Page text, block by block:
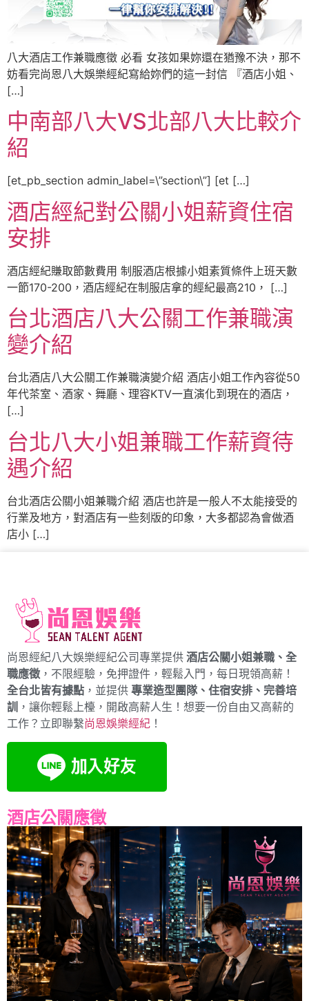
八大酒店工作兼職應徵 必看 女孩如果妳還在猶豫不決，那不
妨看完尚恩八大娛樂經紀寫給妳們的這一封信 『酒店小姐、
[…]
中南部八大VS北部八大比較介
紹
[et_pb_section admin_label=\”section\”] [et […]
酒店經紀對公關小姐薪資住宿
安排
酒店經紀賺取節數費用 制服酒店根據小姐素質條件上班天數
一節170-200，酒店經紀在制服店拿的經紀最高210， […]
台北酒店八大公關工作兼職演
變介紹
台北酒店八大公關工作兼職演變介紹 酒店小姐工作內容從50
年代茶室、酒家、舞廳、理容KTV一直演化到現在的酒店，
[…]
台北八大小姐兼職工作薪資待
遇介紹
台北酒店公關小姐兼職介紹 酒店也許是一般人不太能接受的
行業及地方，對酒店有一些刻版的印象，大多都認為會做酒
店小 […]
尚恩經紀八大娛樂經紀公司專業提供 酒店公關小姐兼職、全
職應徵 ，不限經驗，免押證件，輕鬆入門，每日現領高薪！
全台北皆有據點 ，並提供 專業造型團隊、住宿安排、完善培
訓
，讓你輕鬆上檯，開啟高薪人生！想要一份自由又高薪的
工作？立即聯繫尚恩娛樂經紀 ！
酒店公關應徵